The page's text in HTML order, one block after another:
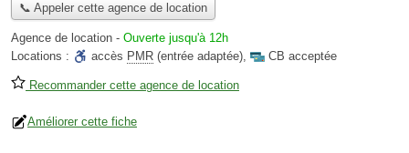
📞 Appeler cette agence de location
Agence de location - Ouverte jusqu'à 12h
Locations :
accès PMR (entrée adaptée), CB acceptée
Recommander cette agence de location
Améliorer cette fiche